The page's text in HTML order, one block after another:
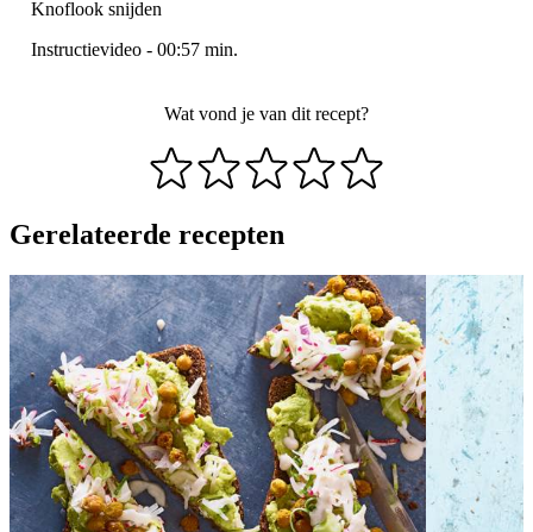
Knoflook snijden
Instructievideo - 00:57 min.
Wat vond je van dit recept?
Gerelateerde recepten